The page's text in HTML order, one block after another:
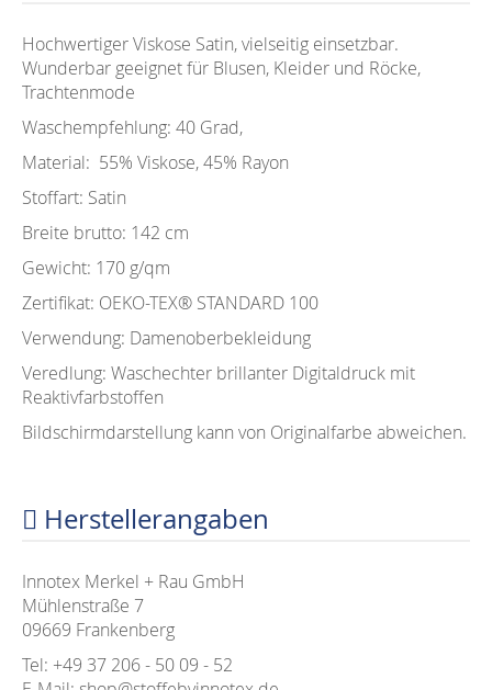
Hochwertiger Viskose Satin, vielseitig einsetzbar.
Wunderbar geeignet für Blusen, Kleider und Röcke,
Trachtenmode
Waschempfehlung: 40 Grad,
Material: 55% Viskose, 45% Rayon
Stoffart: Satin
Breite brutto: 142 cm
Gewicht: 170 g/qm
Zertifikat: OEKO-TEX®️ STANDARD 100
Verwendung: Damenoberbekleidung
Veredlung: Waschechter brillanter Digitaldruck mit
Reaktivfarbstoffen
Bildschirmdarstellung kann von Originalfarbe abweichen.
Herstellerangaben
Innotex Merkel + Rau GmbH
Mühlenstraße 7
09669 Frankenberg
Tel: +49 37 206 - 50 09 - 52